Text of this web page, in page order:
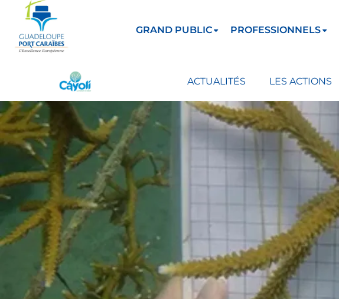
GRAND PUBLIC PROFESSIONNELS
ACTUALITÉS LES ACTIONS